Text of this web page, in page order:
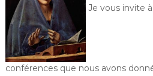
Je vous invite
conférences que nous avons